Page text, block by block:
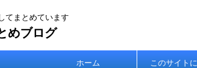
てまとめています
めブログ
ホーム このサイト